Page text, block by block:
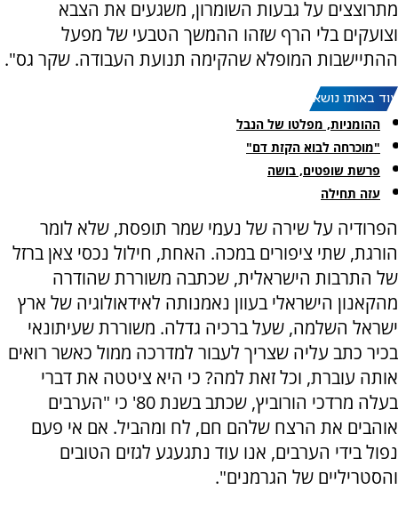
מתרוצצים על גבעות השומרון, משגעים את הצבא
וצועקים בלי הרף שזהו ההמשך הטבעי של מפעל
ההתיישבות המופלא שהקימה תנועת העבודה. שקר גס".
עוד באותו נושא:
ההומניות, מפלטו של הנבל
"מוכרחה לבוא הקזת דם"
פרשת שופטים, בושה
עזה תחילה
הפרודיה על שירה של נעמי שמר תופסת, שלא לומר
הורגת, שתי ציפורים במכה. האחת, חילול נכסי צאן ברזל
של התרבות הישראלית, שכתבה משוררת שהודרה
מהקאנון הישראלי בעוון נאמנותה לאידאולוגיה של ארץ
ישראל השלמה, שעל ברכיה גדלה. משוררת שעיתונאי
בכיר כתב עליה שצריך לעבור למדרכה ממול כאשר רואים
אותה עוברת, וכל זאת למה? כי היא ציטטה את דברי
בעלה מרדכי הורוביץ, שכתב בשנת 80' כי "הערבים
אוהבים את הרצח שלהם חם, לח ומהביל. אם אי פעם
נפול בידי הערבים, אנו עוד נתגעגע לגזים הטובים
והסטריליים של הגרמנים".